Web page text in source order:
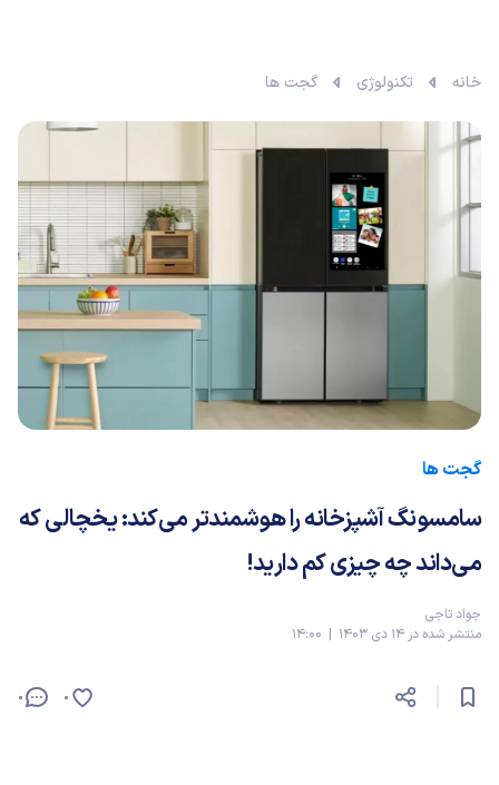
خانه تکنولوژی گجت ها
گجت ها
سامسونگ آشپزخانه را هوشمندتر می‌کند: یخچالی که
می‌داند چه چیزی کم دارید!
جواد تاجی
منتشر شده در 14 دی 1403 | 14:00
0 0